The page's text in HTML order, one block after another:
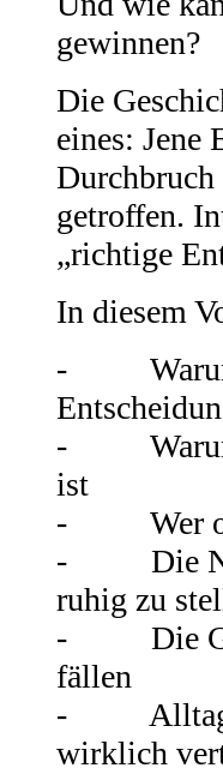
gewinnen?
Die
eines: Jene
Durchbruch
getroffen.
„richtige
In diesem
- Warum
- Warum
ist
- Wer
- Die
ruhig zu
- Die
fällen
-
wirklich